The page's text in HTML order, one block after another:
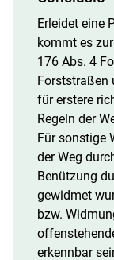
Erleidet eine
kommt es
176 Abs. 4
Forststraßen
für erstere
Regeln der
Für sonstige
der Weg
Benützung
gewidmet
bzw.
erkennbar